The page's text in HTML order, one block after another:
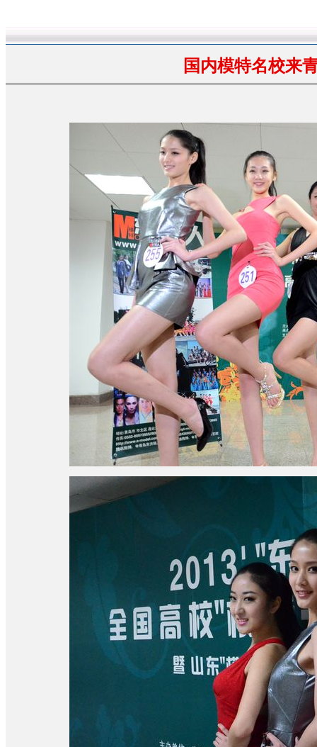
国内模特名校来